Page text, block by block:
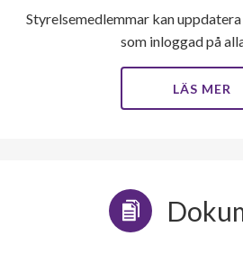
Styrelsemedlemmar kan
som inloggad på
LÄS MER